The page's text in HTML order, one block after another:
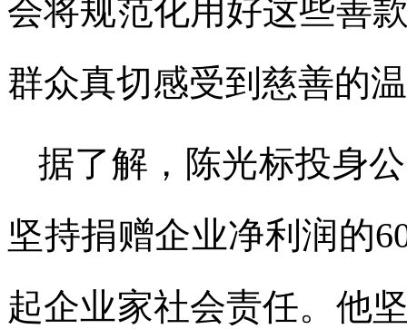
会将规范化用好这些善
群众真切感受到慈善的
据了解，陈光标投身
坚持捐赠企业净利润的
起企业家社会责任。他